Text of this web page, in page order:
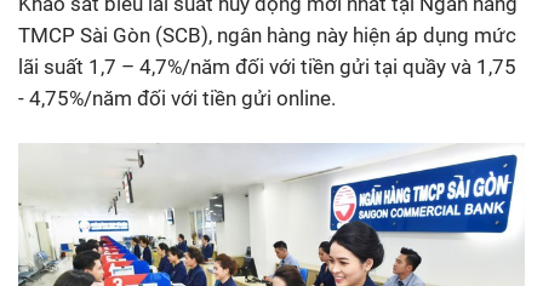
TMCP Sài Gòn (SCB), ngân hàng này hiện áp dụng mức
lãi suất 1,7 – 4,7%/năm đối với tiền gửi tại quầy và 1,75
- 4,75%/năm đối với tiền gửi online.